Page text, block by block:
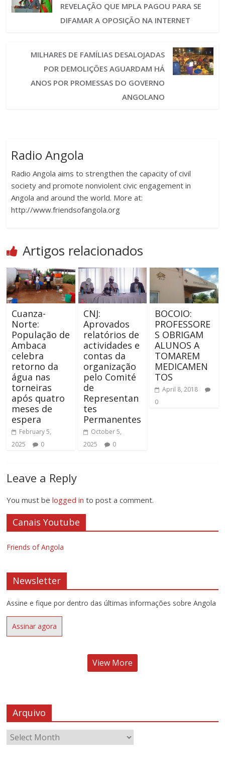
REVELAÇÃO QUE MPLA PAGOU PARA SE
DIFAMAR A OPOSIÇÃO NA INTERNET
MILHARES DE FAMÍLIAS DESALOJADAS
POR DEMOLIÇÕES AGUARDAM HÁ
ANOS POR PROMESSAS DO GOVERNO
ANGOLANO
Radio Angola
Radio Angola aims to strengthen the capacity of civil
society and promote nonviolent civic engagement in
Angola and around the world. More at:
http://www.friendsofangola.org
Artigos relacionados
Cuanza-
Norte:
População de
Ambaca
celebra
retorno da
água nas
torneiras
após quatro
meses de
espera
February 5,
2025
0
CNJ:
Aprovados
relatórios de
actividades e
contas da
organização
pelo Comité
de
Representan
tes
Permanentes
October 5,
2025
0
BOCOIO:
PROFESSORE
S OBRIGAM
ALUNOS A
TOMAREM
MEDICAMEN
TOS
April 8, 2018
0
Leave a Reply
You must belogged in to post a comment.
Canais Youtube
Friends of Angola
Newsletter
Assine e fique por dentro das últimas informações sobre Angola
Assinar agora
View More
Arquivo